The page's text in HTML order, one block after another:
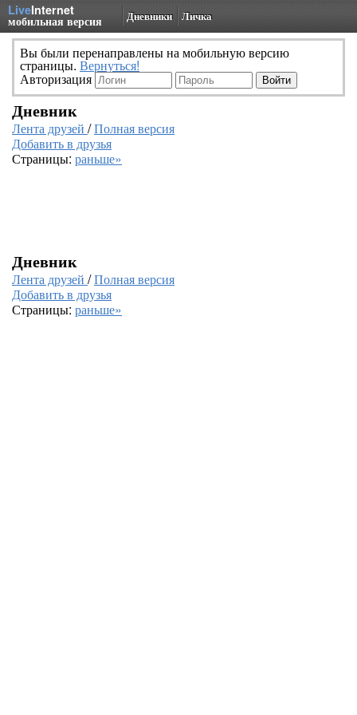
LiveInternet
мобильная версия Дневники Личка
Вы были перенаправлены на мобильную версию
страницы. Вернуться!
Авторизация
Дневник
Лента друзей /Полная версия
Добавить в друзья
Страницы: раньше»
Дневник
Лента друзей /Полная версия
Добавить в друзья
Страницы: раньше»